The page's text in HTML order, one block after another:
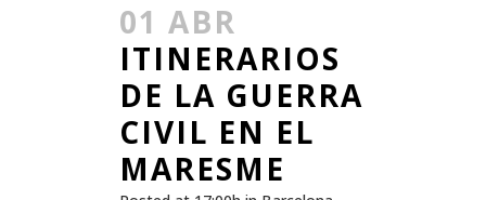
01 ABR
ITINERARIOS
DE LA GUERRA
CIVIL EN EL
MARESME